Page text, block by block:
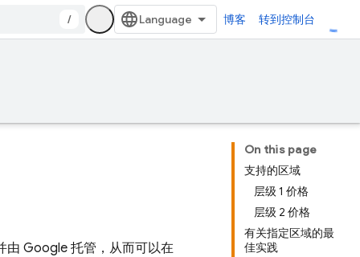
/ 博客 转到控制台
On this page
支持的区域
层级 1 价格
层级 2 价格
有关指定区域的最
佳实践
由 Google 托管，从而可以在